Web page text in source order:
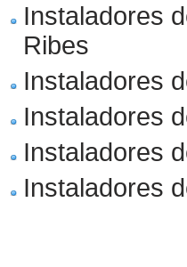
Instaladores
Ribes
Instaladores
Instaladores
Instaladores
Instaladores